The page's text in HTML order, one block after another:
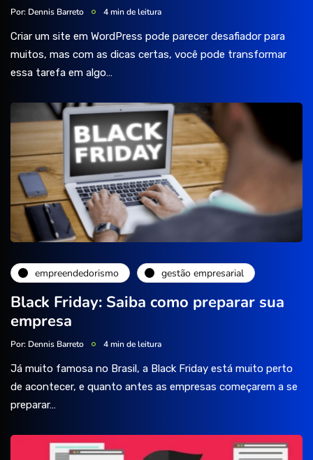
Por: Dennis Barreto 4 min de leitura
Criar um site em WordPress pode parecer desafiador para
muitos, mas com as dicas certas, você pode transformar
essa tarefa em algo…
empreendedorismo gestão empresarial
Black Friday: Saiba como preparar sua
empresa
Por: Dennis Barreto 4 min de leitura
Já muito famosa no Brasil, a Black Friday está muito perto
de acontecer, e quanto antes as empresas começarem a se
preparar…